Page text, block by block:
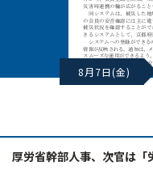
8月7日(金)
厚労省幹部人事、次官は「